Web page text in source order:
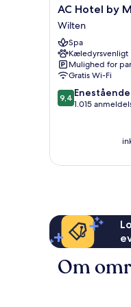
AC
Hotel
by
Marriott
Innsbruck
Wilten
AC Hotel by
Wilten
Spa
Kæledyrsvenligt
Mulighed for
Gratis Wi-Fi
9.4
ud
anmeldelser
9,4 Enestående
1.015
Om